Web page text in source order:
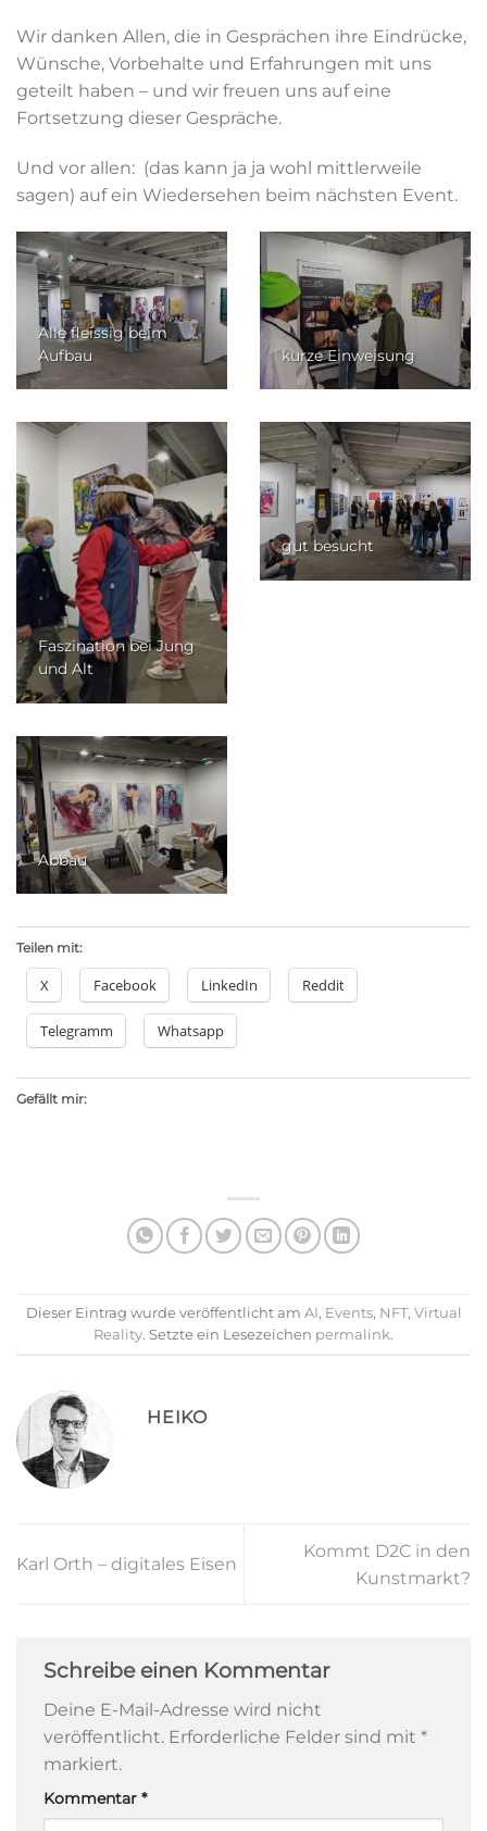
Wir danken Allen, die in Gesprächen ihre Eindrücke,
Wünsche, Vorbehalte und Erfahrungen mit uns
geteilt haben – und wir freuen uns auf eine
Fortsetzung dieser Gespräche.
Und vor allen: (das kann ja ja wohl mittlerweile
sagen) auf ein Wiedersehen beim nächsten Event.
Alle fleissig beim
Aufbau
kurze Einweisung
Faszination bei Jung
und Alt
gut besucht
Abbau
Teilen mit:
X Facebook LinkedIn Reddit
Telegramm Whatsapp
Gefällt mir:
Dieser Eintrag wurde veröffentlicht am AI, Events, NFT, Virtual
Reality. Setzte ein Lesezeichen permalink.
HEIKO
Karl Orth – digitales Eisen
Kommt D2C in den
Kunstmarkt?
Schreibe einen Kommentar
Deine E-Mail-Adresse wird nicht
veröffentlicht. Erforderliche Felder sind mit *
markiert.
Kommentar *